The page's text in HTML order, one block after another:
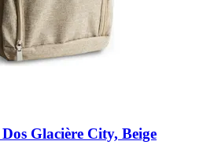
Dos Glacière City, Beige